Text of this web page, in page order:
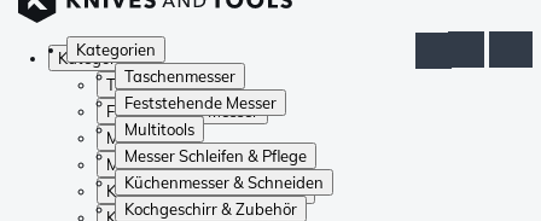
Kategorien
Taschenmesser
Feststehende Messer
Multitools
Messer Schleifen & Pflege
Küchenmesser & Schneiden
Kochgeschirr & Zubehör
Kategorien
Taschenmesser
Feststehende Messer
Multitools
Messer Schleifen & Pflege
Küchenmesser & Schneiden